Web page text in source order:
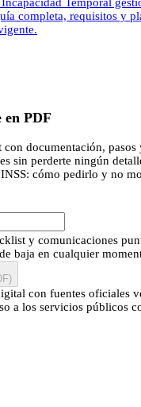
completa, requisitos y
en PDF
documentación, pasos
sin perderte ningún
cómo pedirlo y no
y comunicaciones
baja en cualquier
con fuentes oficiales
a los servicios públicos